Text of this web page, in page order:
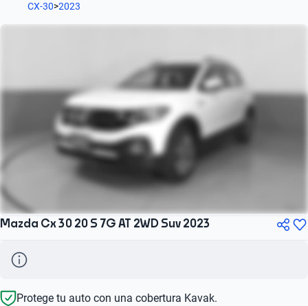
CX-30>2023
Mazda Cx 30 20 S 7G AT 2WD Suv 2023
Protege tu auto con una cobertura Kavak.